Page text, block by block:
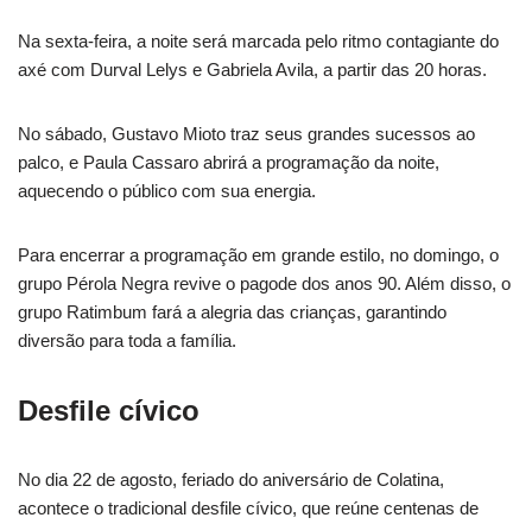
Na sexta-feira, a noite será marcada pelo ritmo contagiante do
axé com Durval Lelys e Gabriela Avila, a partir das 20 horas.
No sábado, Gustavo Mioto traz seus grandes sucessos ao
palco, e Paula Cassaro abrirá a programação da noite,
aquecendo o público com sua energia.
Para encerrar a programação em grande estilo, no domingo, o
grupo Pérola Negra revive o pagode dos anos 90. Além disso, o
grupo Ratimbum fará a alegria das crianças, garantindo
diversão para toda a família.
Desfile cívico
No dia 22 de agosto, feriado do aniversário de Colatina,
acontece o tradicional desfile cívico, que reúne centenas de